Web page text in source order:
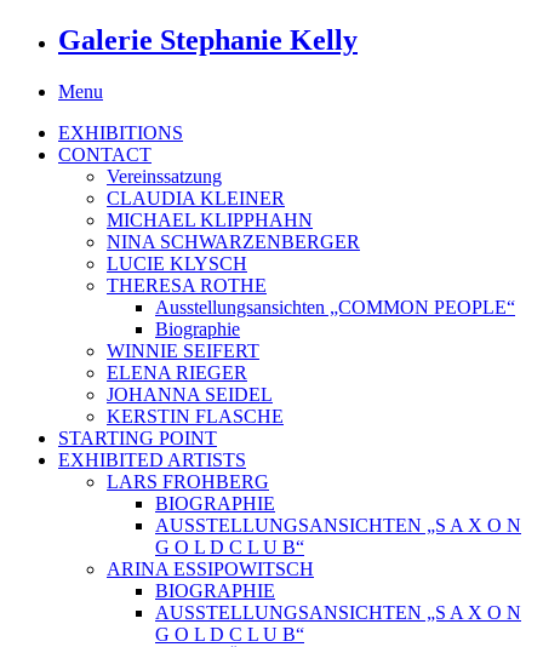
Galerie Stephanie Kelly
Menu
EXHIBITIONS
CONTACT
Vereinssatzung
CLAUDIA KLEINER
MICHAEL KLIPPHAHN
NINA SCHWARZENBERGER
LUCIE KLYSCH
THERESA ROTHE
Ausstellungsansichten „COMMON PEOPLE“
Biographie
WINNIE SEIFERT
ELENA RIEGER
JOHANNA SEIDEL
KERSTIN FLASCHE
STARTING POINT
EXHIBITED ARTISTS
LARS FROHBERG
BIOGRAPHIE
AUSSTELLUNGSANSICHTEN „S A X O N
G O L D C L U B“
ARINA ESSIPOWITSCH
BIOGRAPHIE
AUSSTELLUNGSANSICHTEN „S A X O N
G O L D C L U B“